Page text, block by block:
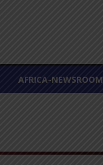
AFRICA-NEWSROOM